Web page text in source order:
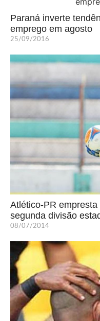
Paraná inverte
emprego em agosto
25/09/2016
Atlético-PR
segunda divisão
08/07/2014